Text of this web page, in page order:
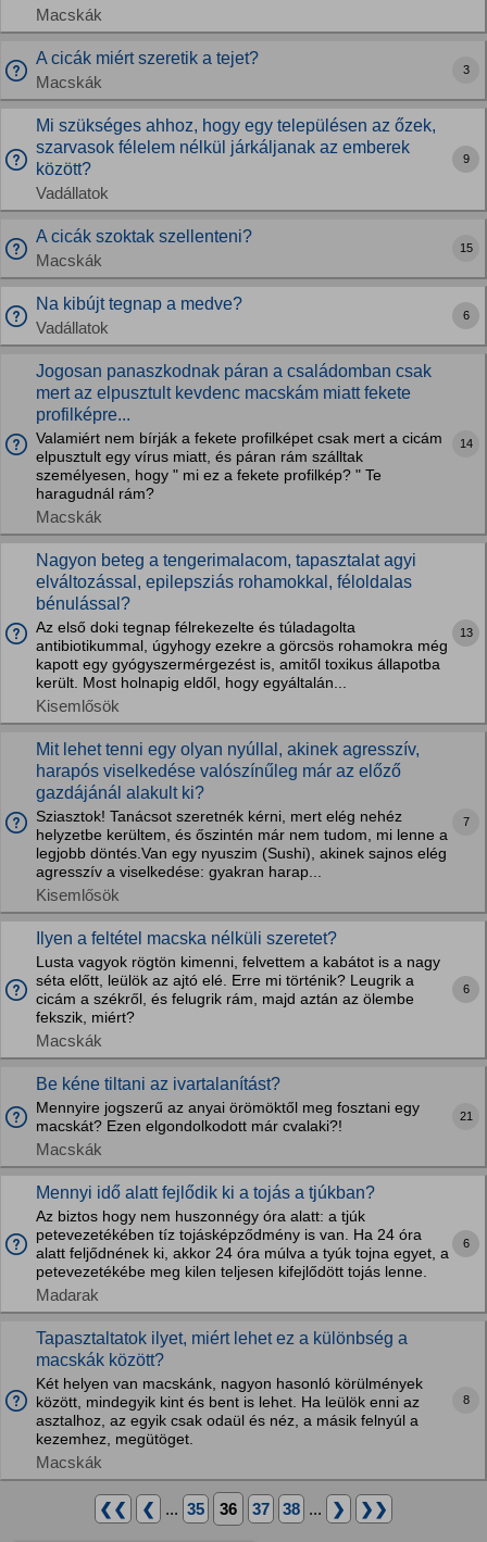
Macskák
A cicák miért szeretik a tejet?
Macskák
3
Mi szükséges ahhoz, hogy egy településen az őzek,
szarvasok félelem nélkül járkáljanak az emberek
között?
Vadállatok
9
A cicák szoktak szellenteni?
Macskák
15
Na kibújt tegnap a medve?
Vadállatok
6
Jogosan panaszkodnak páran a családomban csak
mert az elpusztult kevdenc macskám miatt fekete
profilképre...
Valamiért nem bírják a fekete profilképet csak mert a cicám
elpusztult egy vírus miatt, és páran rám szálltak
személyesen, hogy " mi ez a fekete profilkép? " Te
haragudnál rám?
Macskák
14
Nagyon beteg a tengerimalacom, tapasztalat agyi
elváltozással, epilepsziás rohamokkal, féloldalas
bénulással?
Az első doki tegnap félrekezelte és túladagolta
antibiotikummal, úgyhogy ezekre a görcsös rohamokra még
kapott egy gyógyszermérgezést is, amitől toxikus állapotba
került. Most holnapig eldől, hogy egyáltalán...
Kisemlősök
13
Mit lehet tenni egy olyan nyúllal, akinek agresszív,
harapós viselkedése valószínűleg már az előző
gazdájánál alakult ki?
Sziasztok! Tanácsot szeretnék kérni, mert elég nehéz
helyzetbe kerültem, és őszintén már nem tudom, mi lenne a
legjobb döntés.Van egy nyuszim (Sushi), akinek sajnos elég
agresszív a viselkedése: gyakran harap...
Kisemlősök
7
Ilyen a feltétel macska nélküli szeretet?
Lusta vagyok rögtön kimenni, felvettem a kabátot is a nagy
séta előtt, leülök az ajtó elé. Erre mi történik? Leugrik a
cicám a székről, és felugrik rám, majd aztán az ölembe
fekszik, miért?
Macskák
6
Be kéne tiltani az ivartalanítást?
Mennyire jogszerű az anyai örömöktől meg fosztani egy
macskát? Ezen elgondolkodott már cvalaki?!
Macskák
21
Mennyi idő alatt fejlődik ki a tojás a tjúkban?
Az biztos hogy nem huszonnégy óra alatt: a tjúk
petevezetékében tíz tojásképződmény is van. Ha 24 óra
alatt feljődnének ki, akkor 24 óra múlva a tyúk tojna egyet, a
petevezetékébe meg kilen teljesen kifejlődött tojás lenne.
Madarak
6
Tapasztaltatok ilyet, miért lehet ez a különbség a
macskák között?
Két helyen van macskánk, nagyon hasonló körülmények
között, mindegyik kint és bent is lehet. Ha leülök enni az
asztalhoz, az egyik csak odaül és néz, a másik felnyúl a
kezemhez, megütöget.
Macskák
8
❮❮ ❮ ... 35 36 37 38 ... ❯ ❯❯